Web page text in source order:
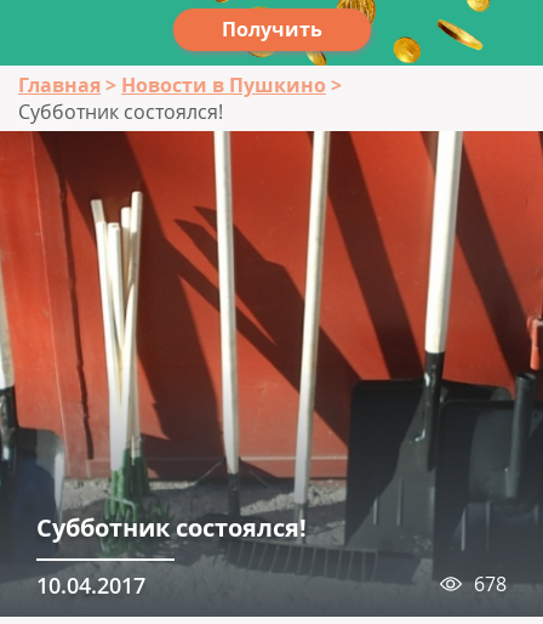
Получить
Главная
Новости в Пушкино
Субботник состоялся!
Субботник состоялся!
10.04.2017 678